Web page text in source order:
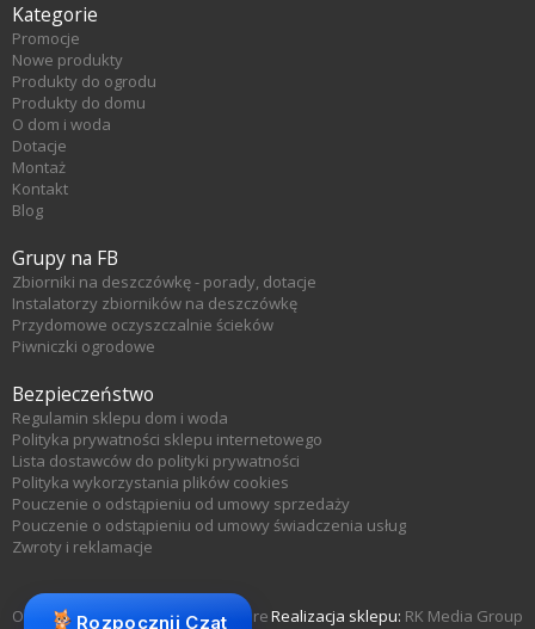
Kategorie
Promocje
Nowe produkty
Produkty do ogrodu
Produkty do domu
O dom i woda
Dotacje
Montaż
Kontakt
Blog
Grupy na FB
Zbiorniki na deszczówkę - porady, dotacje
Instalatorzy zbiorników na deszczówkę
Przydomowe oczyszczalnie ścieków
Piwniczki ogrodowe
Bezpieczeństwo
Regulamin sklepu dom i woda
Polityka prywatności sklepu internetowego
Lista dostawców do polityki prywatności
Polityka wykorzystania plików cookies
Pouczenie o odstąpieniu od umowy sprzedaży
Pouczenie o odstąpieniu od umowy świadczenia usług
Zwroty i reklamacje
Realizacja sklepu: RK Media Group
Oprogramowanie sklepu KQS.store
Rozpocznij Czat